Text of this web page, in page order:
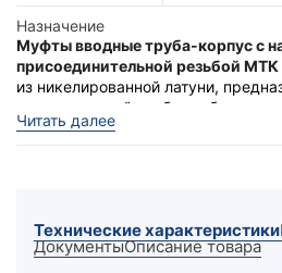
Назначение
Муфты вводные труба-корпус с
присоединительной резьбой МТК
из никелированной латуни,
металлической трубы в оболочки
электротехнических устройств
коробки).
Муфты обладают повышенной
фреонам, антифризам,
эксплуатация в солёной морской
Читать далее
Технические характеристики
ДокументыОписание товара